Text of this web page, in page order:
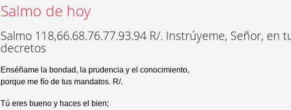
Salmo de hoy
Salmo 118,66.68.76.77.93.94 R/. Instrúyeme, Señor, en
decretos
Enséñame la bondad, la prudencia y el conocimiento,
porque me fío de tus mandatos. R/.
Tú eres bueno y haces el bien;